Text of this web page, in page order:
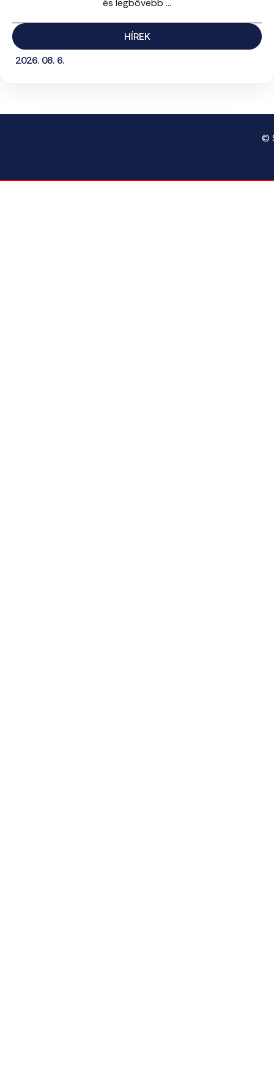
és legbővebb ...
HÍREK
2026. 08. 6.
©